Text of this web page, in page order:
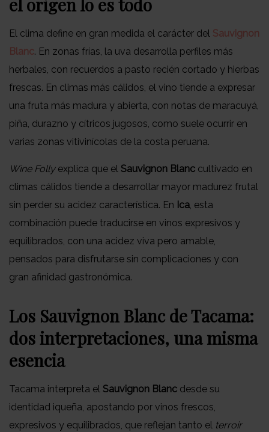
el origen lo es todo
El clima define en gran medida el carácter del Sauvignon
Blanc. En zonas frías, la uva desarrolla perfiles más
herbales, con recuerdos a pasto recién cortado y hierbas
frescas. En climas más cálidos, el vino tiende a expresar
una fruta más madura y abierta, con notas de maracuyá,
piña, durazno y cítricos jugosos, como suele ocurrir en
varias zonas vitivinícolas de la costa peruana.
Wine Folly explica que el Sauvignon Blanc cultivado en
climas cálidos tiende a desarrollar mayor madurez frutal
sin perder su acidez característica. En Ica, esta
combinación puede traducirse en vinos expresivos y
equilibrados, con una acidez viva pero amable,
pensados para disfrutarse sin complicaciones y con
gran afinidad gastronómica.
Los Sauvignon Blanc de Tacama:
dos interpretaciones, una misma
esencia
Tacama interpreta el Sauvignon Blanc desde su
identidad iqueña, apostando por vinos frescos,
expresivos y equilibrados, que reflejan tanto el terroir